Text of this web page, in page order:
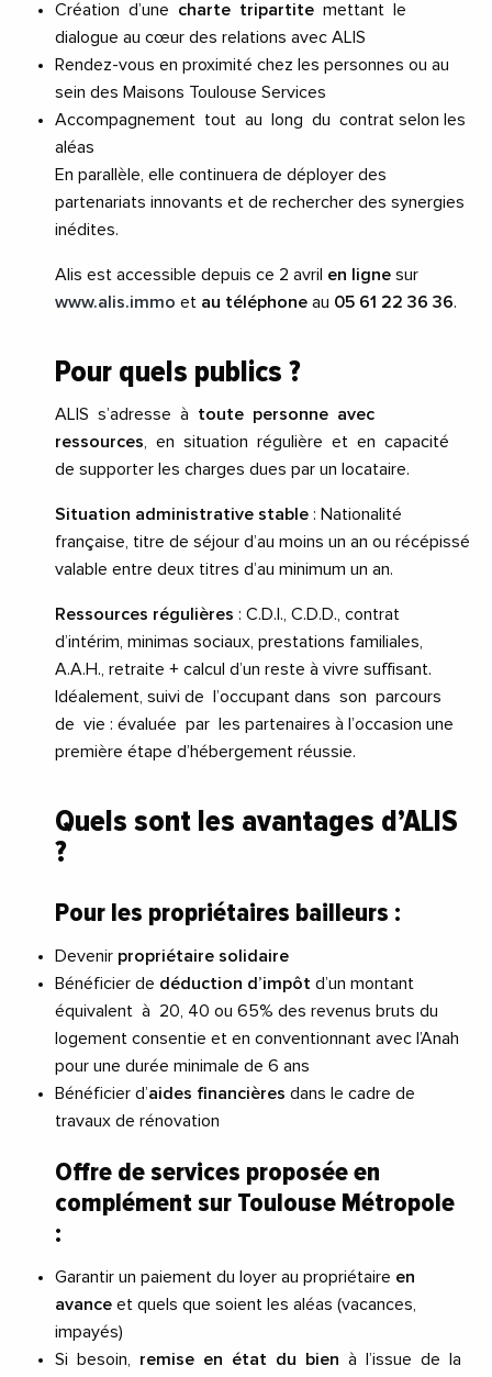
Création d’une charte tripartite mettant le
dialogue au cœur des relations avec ALIS
Rendez-vous en proximité chez les personnes ou au
sein des Maisons Toulouse Services
Accompagnement tout au long du contrat selon les
aléas
En parallèle, elle continuera de déployer des
partenariats innovants et de rechercher des synergies
inédites.
Alis est accessible depuis ce 2 avril en ligne sur
www.alis.immo et au téléphone au 05 61 22 36 36.
Pour quels publics ?
ALIS s’adresse à toute personne avec
ressources , en situation régulière et en capacité
de supporter les charges dues par un locataire.
Situation administrative stable : Nationalité
française, titre de séjour d’au moins un an ou récépissé
valable entre deux titres d’au minimum un an.
Ressources régulières : C.D.I., C.D.D., contrat
d’intérim, minimas sociaux, prestations familiales,
A.A.H., retraite + calcul d’un reste à vivre suffisant.
Idéalement, suivi de l’occupant dans son parcours
de vie : évaluée par les partenaires à l’occasion une
première étape d’hébergement réussie.
Quels sont les avantages d’ALIS
?
Pour les propriétaires bailleurs :
Devenir propriétaire solidaire
Bénéficier de déduction d’impôt d’un montant
équivalent à 20, 40 ou 65% des revenus bruts du
logement consentie et en conventionnant avec l’Anah
pour une durée minimale de 6 ans
Bénéficier d’aides financières dans le cadre de
travaux de rénovation
Offre de services proposée en
complément sur Toulouse Métropole
:
Garantir un paiement du loyer au propriétaire en
avance et quels que soient les aléas (vacances,
impayés)
Si besoin, remise en état du bien à l’issue de la